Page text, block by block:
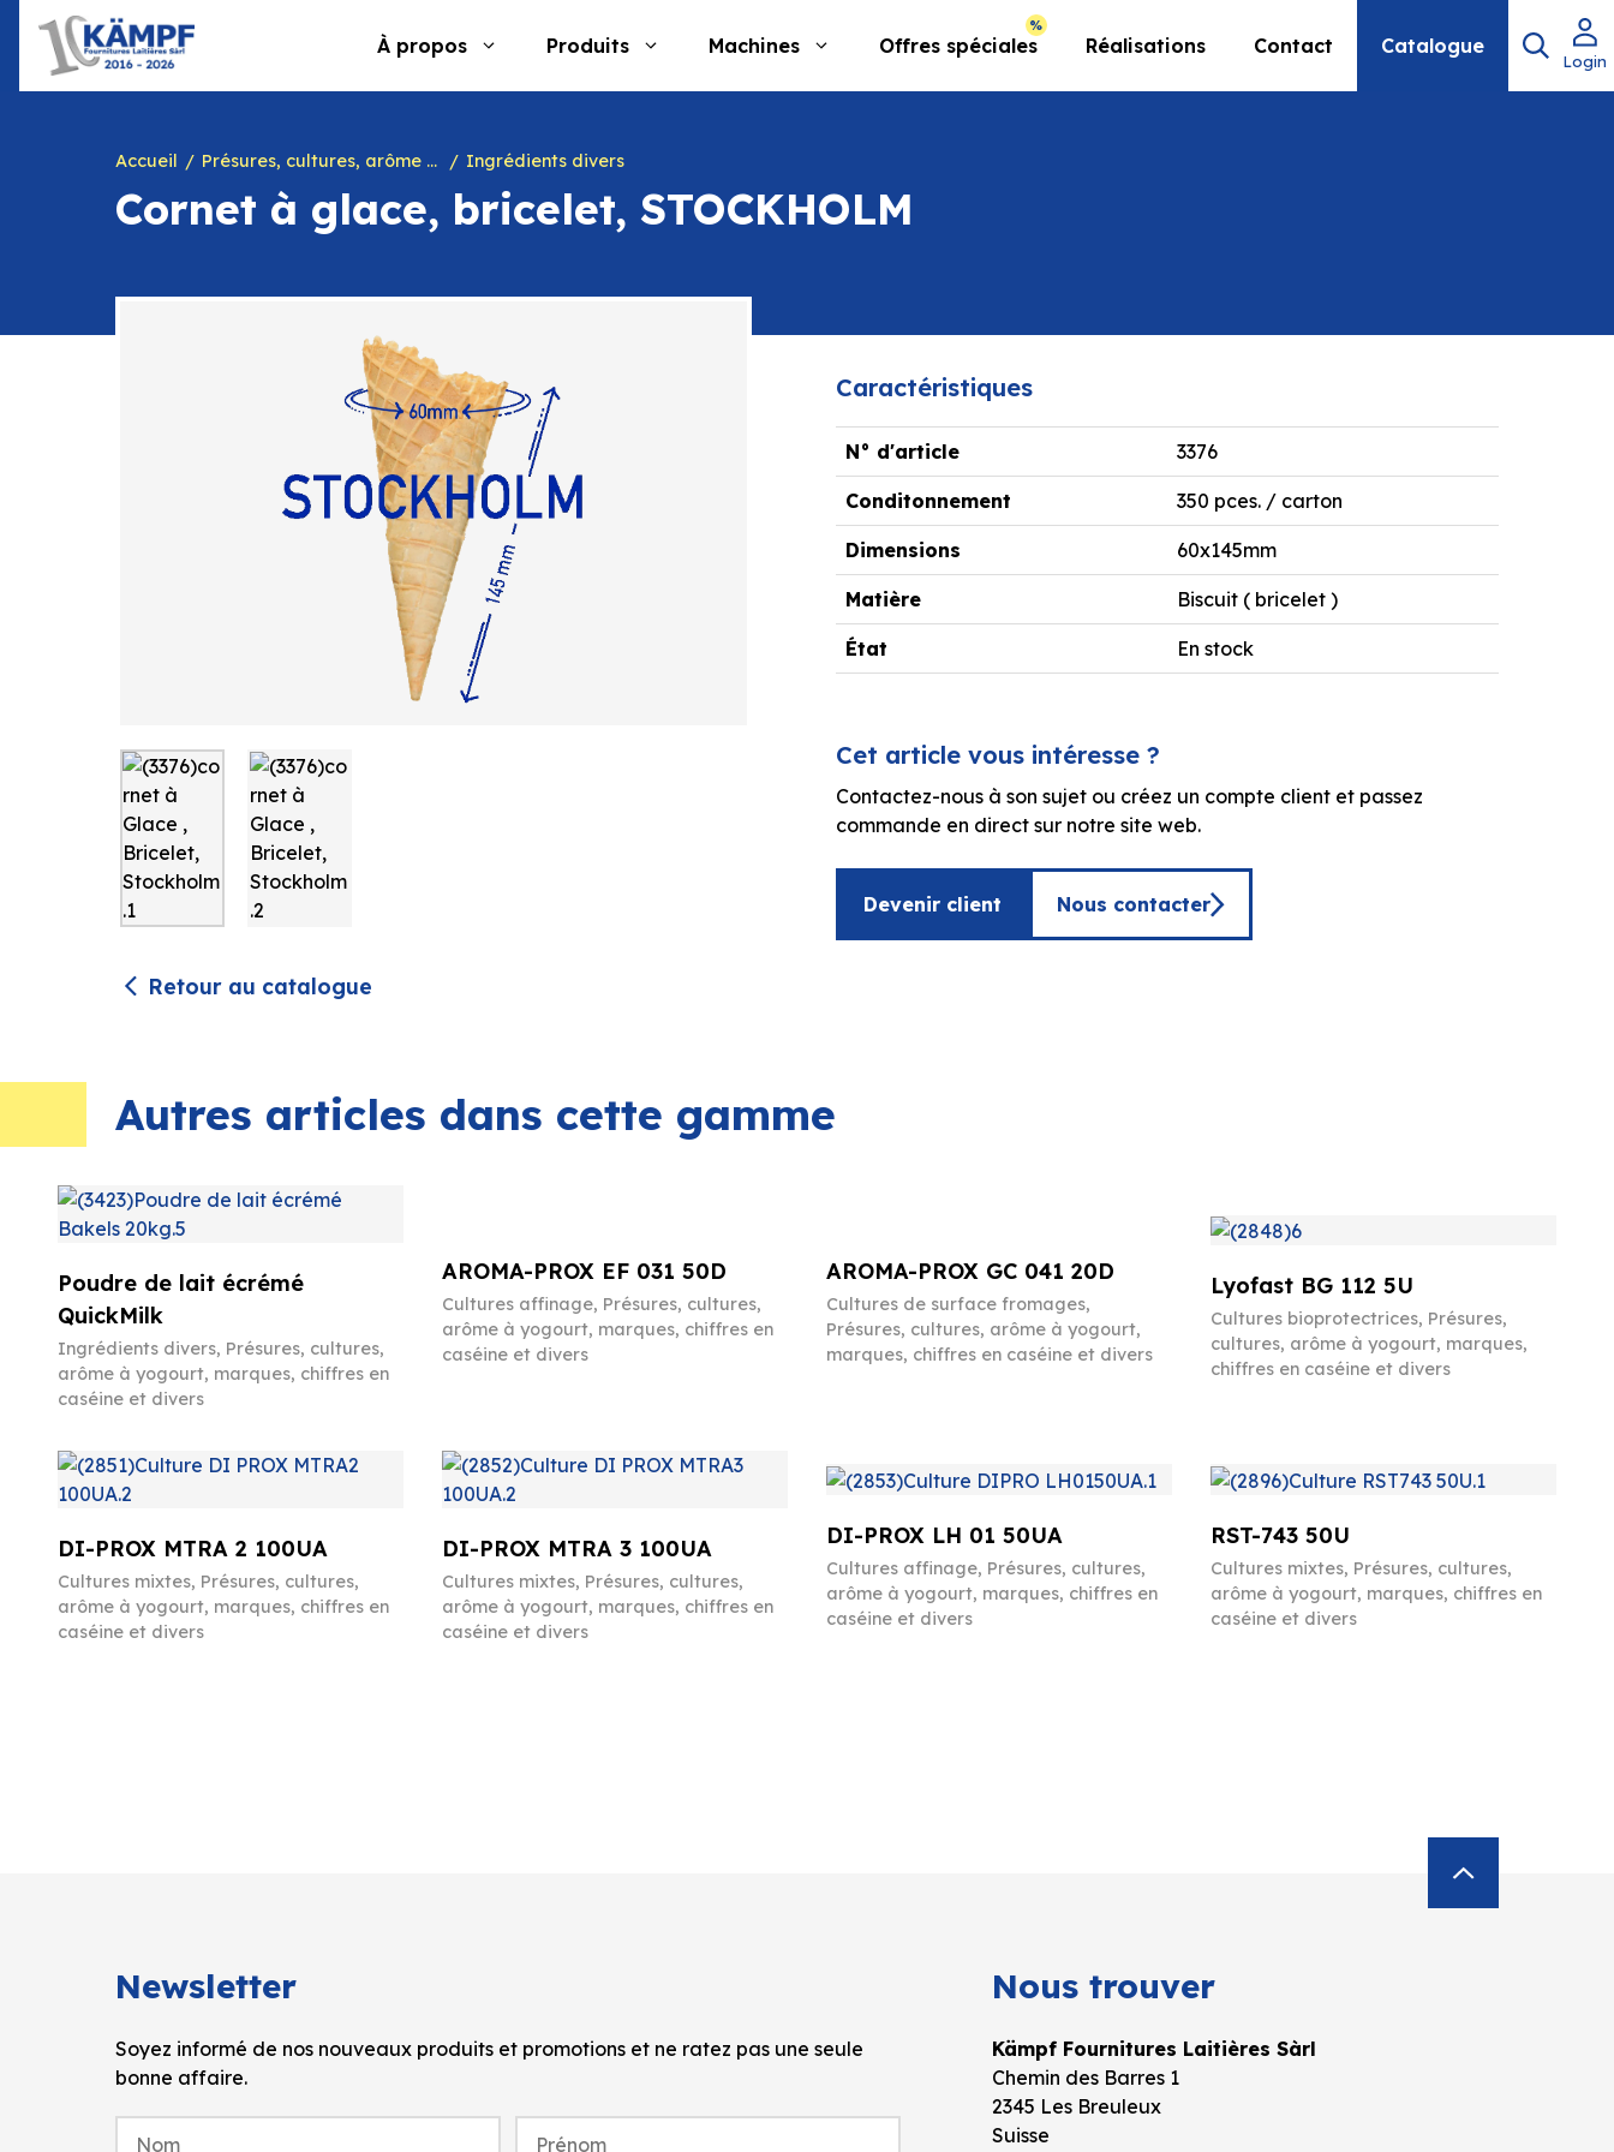
contenu
À propos Produits Machines Offres spéciales Réalisations Contact Catalogue
Login
Accueil Présures, cultures, arôme à yogourt, marques, chiffres en caséine et divers Ingrédients divers
Cornet à glace, bricelet, STOCKHOLM
Retour au catalogue
Caractéristiques
N° d'article 3376
Conditonnement 350 pces. / carton
Dimensions 60x145mm
Matière Biscuit ( bricelet )
État En stock
Cet article vous intéresse ?
Contactez-nous à son sujet ou créez un compte client et passez
commande en direct sur notre site web.
Devenir client Nous contacter
Autres articles dans cette gamme
Poudre de lait écrémé
QuickMilk
Ingrédients divers, Présures, cultures,
arôme à yogourt, marques, chiffres en
caséine et divers
AROMA-PROX EF 031 50D
Cultures affinage, Présures, cultures,
arôme à yogourt, marques, chiffres en
caséine et divers
AROMA-PROX GC 041 20D
Cultures de surface fromages,
Présures, cultures, arôme à yogourt,
marques, chiffres en caséine et divers
Lyofast BG 112 5U
Cultures bioprotectrices, Présures,
cultures, arôme à yogourt, marques,
chiffres en caséine et divers
DI-PROX MTRA 2 100UA
Cultures mixtes, Présures, cultures,
arôme à yogourt, marques, chiffres en
caséine et divers
DI-PROX MTRA 3 100UA
Cultures mixtes, Présures, cultures,
arôme à yogourt, marques, chiffres en
caséine et divers
DI-PROX LH 01 50UA
Cultures affinage, Présures, cultures,
arôme à yogourt, marques, chiffres en
caséine et divers
RST-743 50U
Cultures mixtes, Présures, cultures,
arôme à yogourt, marques, chiffres en
caséine et divers
Newsletter
Soyez informé de nos nouveaux produits et promotions et ne ratez pas une seule
bonne affaire.
Nous trouver
Kämpf Fournitures Laitières Sàrl
Chemin des Barres 1
2345 Les Breuleux
Suisse